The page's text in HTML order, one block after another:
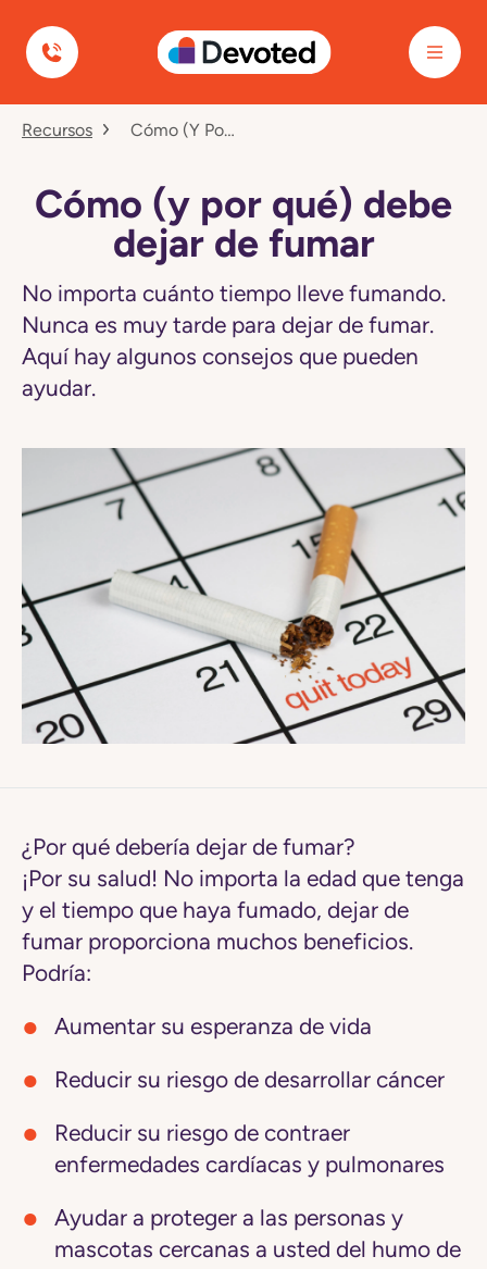
Devoted Health
Cómo
dejar
fumar
Recursos Cómo (y Por Qué) Debe Dejar De Fumar
Cómo (y por qué) debe
dejar de fumar
No importa cuánto tiempo lleve fumando.
Nunca es muy tarde para dejar de fumar.
Aquí hay algunos consejos que pueden
ayudar.
¿Por qué debería dejar de fumar?
¡Por su salud! No importa la edad que tenga
y el tiempo que haya fumado, dejar de
fumar proporciona muchos beneficios.
Podría:
Aumentar su esperanza de vida
Reducir su riesgo de desarrollar cáncer
Reducir su riesgo de contraer
enfermedades cardíacas y pulmonares
Ayudar a proteger a las personas y
mascotas cercanas a usted del humo de